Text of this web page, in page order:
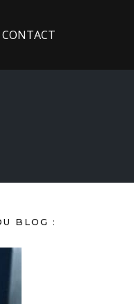
CONTACT
BLOG :